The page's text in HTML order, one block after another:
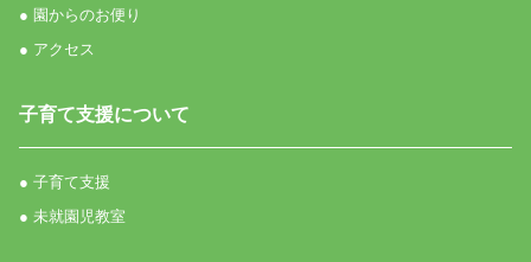
● 園からのお便り
● アクセス
子育て支援について
● 子育て支援
● 未就園児教室